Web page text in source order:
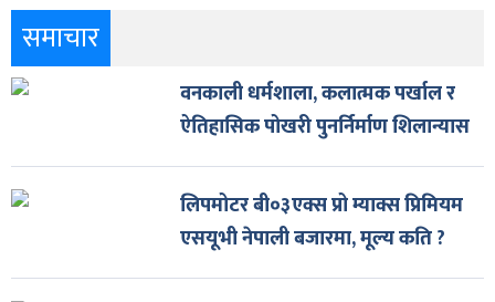
समाचार
वनकाली धर्मशाला, कलात्मक पर्खाल र
ऐतिहासिक पोखरी पुनर्निर्माण शिलान्यास
लिपमोटर बी०३एक्स प्रो म्याक्स प्रिमियम
एसयूभी नेपाली बजारमा, मूल्य कति ?